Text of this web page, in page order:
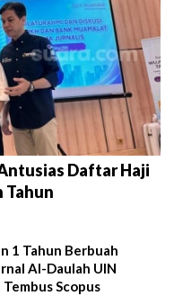
Daftar Haji
Tahun
1 Tahun Berbuah
Al-Daulah UIN
Scopus